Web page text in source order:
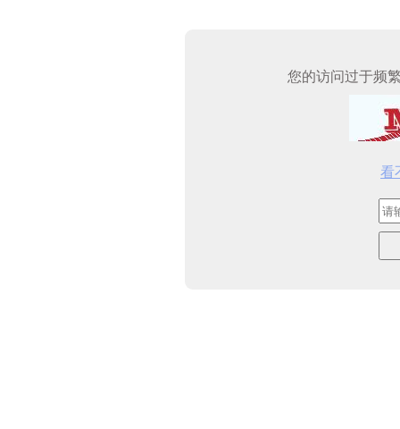
您的访问过于频
看